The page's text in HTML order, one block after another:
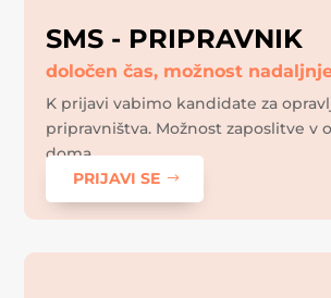
SMS - PRIPRAVNIK
določen čas, možnost
K prijavi vabimo kandidate za
pripravništva. Možnost zaposlitve v
doma.
PRIJAVI SE